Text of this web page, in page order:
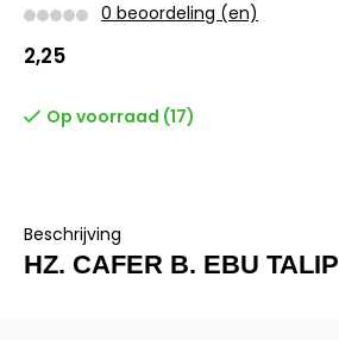
0 beoordeling (en)
2,25
Op voorraad (17)
Beschrijving
HZ. CAFER B. EBU TALIP